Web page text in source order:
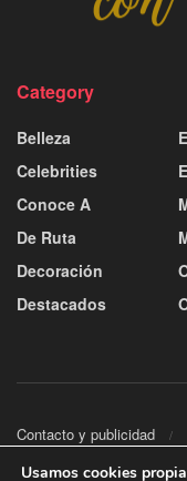
Category
Belleza
Celebrities
Conoce A
De Ruta
Decoración
Destacados
Contacto y publicidad
Usamos cookies